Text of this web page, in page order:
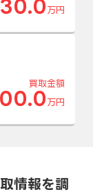
万円
買取金額
万円
情報を調